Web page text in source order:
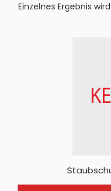
Einzelnes Ergebnis